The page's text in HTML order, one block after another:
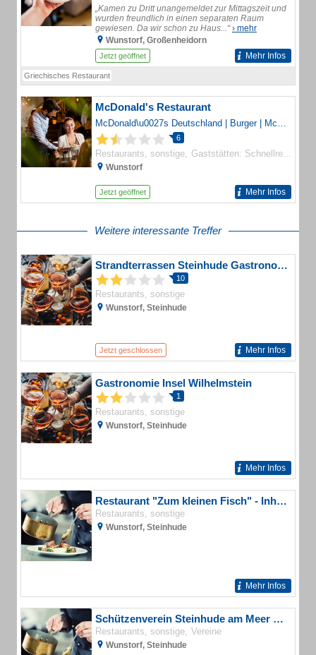
„Kamen zu Dritt unangemeldet zur Mittagszeit und
wurden freundlich in einen separaten Raum
gewiesen. Da wir schon zu Haus...“› mehr
Wunstorf, Großenheidorn
Jetzt geöffnet Mehr Infos
Griechisches Restaurant
McDonald's Restaurant
McDonald\u0027s Deutschland | Burger | McNuggets | McCafé | Desserts \u0026 Mehr
6
Restaurants, sonstige Gaststätten: Schnellrestaurants
Wunstorf
Jetzt geöffnet Mehr Infos
Weitere interessante Treffer
Strandterrassen Steinhude Gastronomiebetriebe GmbH
10
Restaurants, sonstige
Wunstorf, Steinhude
Jetzt geschlossen Mehr Infos
Gastronomie Insel Wilhelmstein
1
Restaurants, sonstige
Wunstorf, Steinhude
Mehr Infos
Restaurant "Zum kleinen Fisch" - Inh. Ayten Soysal
Restaurants, sonstige
Wunstorf, Steinhude
Mehr Infos
Schützenverein Steinhude am Meer Schützenheim
Restaurants, sonstige Vereine
Wunstorf, Steinhude